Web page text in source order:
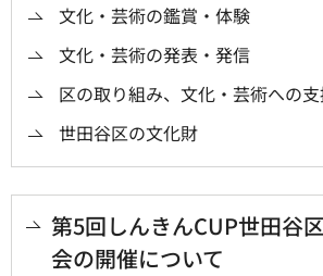
文化・芸術の鑑賞・体験
文化・芸術の発表・発信
区の取り組み、文化・芸術への
世田谷区の文化財
第5回しんきんCUP世田谷
会の開催について